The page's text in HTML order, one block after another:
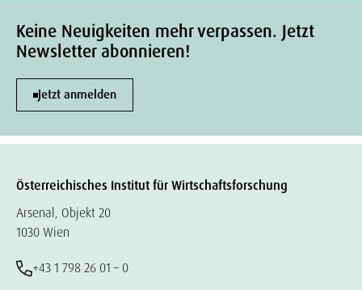
Keine Neuigkeiten mehr verpassen. Jetzt
Newsletter abonnieren!
Jetzt anmelden
Österreichisches Institut für Wirtschaftsforschung
Arsenal, Objekt 20
1030 Wien
+43 1 798 26 01 – 0